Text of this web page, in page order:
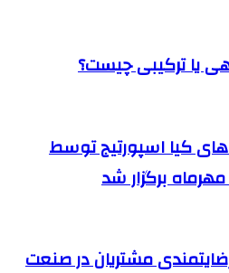
یا ترکیبی چیست؟
کیا اسپورتیج توسط
برگزار شد
مشتریان در صنعت